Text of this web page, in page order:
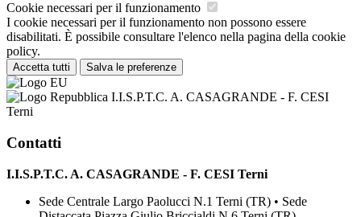
Cookie necessari per il funzionamento
I cookie necessari per il funzionamento non possono essere
disabilitati. È possibile consultare l'elenco nella pagina della cookie
policy.
Accetta tutti Salva le preferenze
I.I.S.P.T.C. A. CASAGRANDE - F. CESI
Terni
Contatti
I.I.S.P.T.C. A. CASAGRANDE - F. CESI Terni
Sede Centrale Largo Paolucci N.1 Terni (TR) • Sede